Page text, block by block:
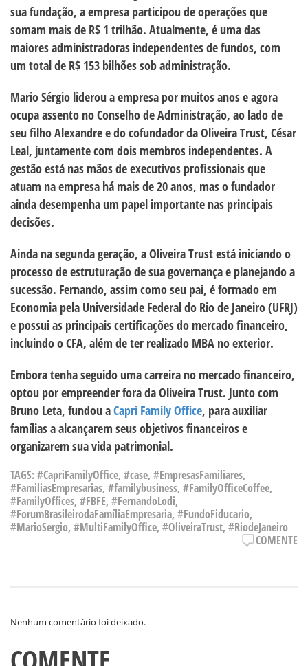
sua fundação, a empresa participou de operações que
somam mais de R$ 1 trilhão. Atualmente, é uma das
maiores administradoras independentes de fundos, com
um total de R$ 153 bilhões sob administração.
Mario Sérgio liderou a empresa por muitos anos e agora
ocupa assento no Conselho de Administração, ao lado de
seu filho Alexandre e do cofundador da Oliveira Trust, César
Leal, juntamente com dois membros independentes. A
gestão está nas mãos de executivos profissionais que
atuam na empresa há mais de 20 anos, mas o fundador
ainda desempenha um papel importante nas principais
decisões.
Ainda na segunda geração, a Oliveira Trust está iniciando o
processo de estruturação de sua governança e planejando a
sucessão. Fernando, assim como seu pai, é formado em
Economia pela Universidade Federal do Rio de Janeiro (UFRJ)
e possui as principais certificações do mercado financeiro,
incluindo o CFA, além de ter realizado MBA no exterior.
Embora tenha seguido uma carreira no mercado financeiro,
optou por empreender fora da Oliveira Trust. Junto com
Bruno Leta, fundou aCapri Family Office, para auxiliar
famílias a alcançarem seus objetivos financeiros e
organizarem sua vida patrimonial.
TAGS:#CapriFamilyOffice,#case,#EmpresasFamiliares,
#FamiliasEmpresarias,#familybusiness,#FamilyOfficeCoffee,
#FamilyOffices,#FBFE,#FernandoLodi,
#ForumBrasileirodaFamíliaEmpresaria,#FundoFiducario,
#MarioSergio,#MultiFamilyOffice,#OliveiraTrust,#RiodeJaneiro
COMENTE
Nenhum comentário foi deixado.